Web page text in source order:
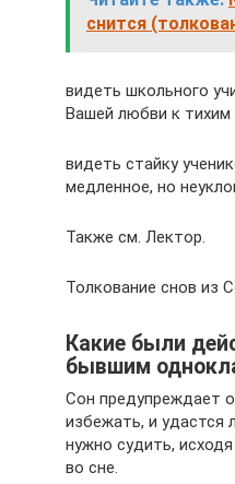
снится
видеть школьного
Вашей любви к
видеть стайку
медленное, но
Также см. Лектор.
Толкование снов из
Какие были
бывшим
Сон предупреждает
избежать, и удастся
нужно судить,
во сне.